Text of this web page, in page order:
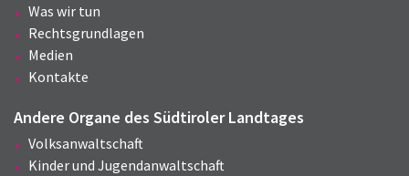
Was wir tun
Rechtsgrundlagen
Medien
Kontakte
Andere Organe des Südtiroler Landtages
Volksanwaltschaft
Kinder und Jugendanwaltschaft